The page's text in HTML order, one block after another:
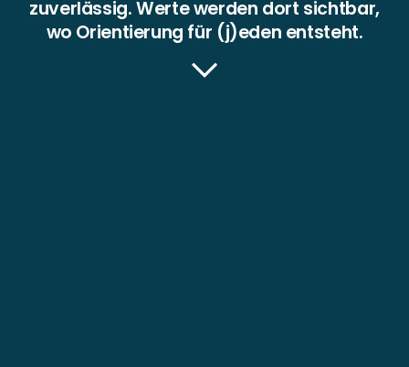
zuverlässig. Werte werden dort sichtbar,
wo Orientierung für (j)eden entsteht.